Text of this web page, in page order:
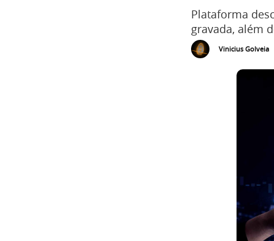
Plataforma
gravada, além
Vinicius Golveia